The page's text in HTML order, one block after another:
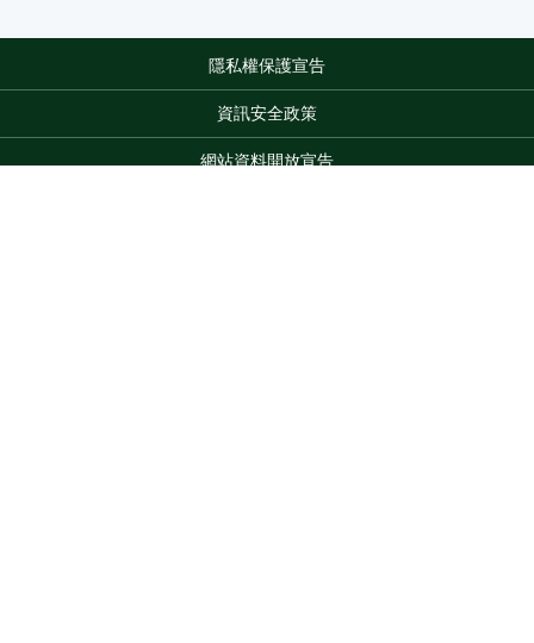
隱私權保護宣告
資訊安全政策
網站資料開放宣告